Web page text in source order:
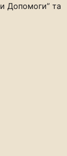
Допомоги” та